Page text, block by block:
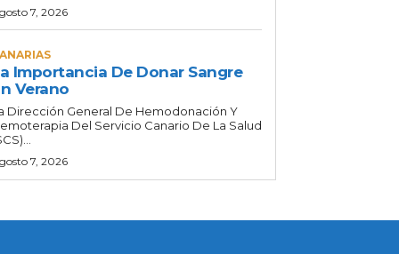
7, 2026
Importancia De Donar Sangre
Verano
Dirección General De Hemodonación Y
Del Servicio Canario De La Salud
7, 2026